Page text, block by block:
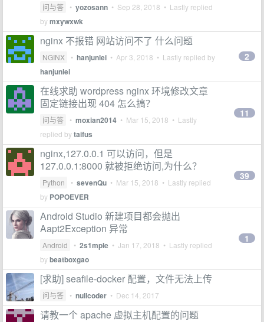
问与答 • yozosann • Sep 28, 2018 • Lastly replied
bymxywxwk
nginx 不报错 网站访问不了 什么问题
NGINX • hanjunlei • Apr 3, 2018 • Lastly replied by
hanjunlei
2
在线求助 wordpress nginx 环境修改文章
固定链接出现 404 怎么搞？
问与答 • moxian2014 • Mar 15, 2018 • Lastly
replied bytaifus
11
nginx,127.0.0.1 可以访问，但是
127.0.0.1:8000 就被拒绝访问,为什么？
Python • sevenQu • Mar 15, 2018 • Lastly replied
by POPOEVER
39
Android Studio 新建项目都会抛出
Aapt2Exception 异常
Android • 2s1mple • Jan 17, 2018 • Lastly replied
bybeatboxgao
1
[求助] seafile-docker 配置，文件无法上传
问与答 • nullcoder • Dec 14, 2017
请教一个 apache 虚拟主机配置的问题